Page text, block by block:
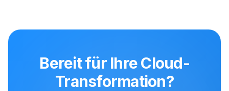
Bereit für Ihre Cloud-
Transformation?